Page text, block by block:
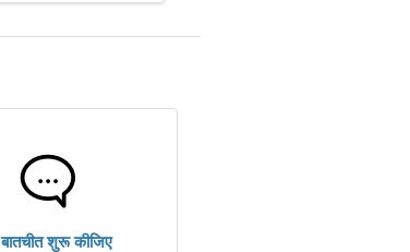
बातचीत शुरू कीजिए